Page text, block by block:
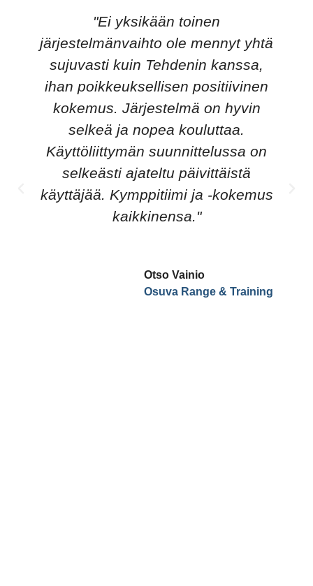
"Ei yksikään toinen
järjestelmänvaihto ole mennyt yhtä
sujuvasti kuin Tehdenin kanssa,
ihan poikkeuksellisen positiivinen
kokemus. Järjestelmä on hyvin
selkeä ja nopea kouluttaa.
Käyttöliittymän suunnittelussa on
selkeästi ajateltu päivittäistä
käyttäjää. Kymppitiimi ja -kokemus
kaikkinensa."
Otso Vainio
Osuva Range & Training